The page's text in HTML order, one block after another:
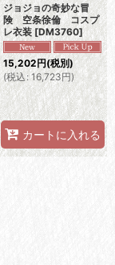
ジョジョの奇妙な冒
険 空条徐倫 コスプ
レ衣装 [DM3760]
15,202円(税別)
(税込: 16,723円)
カートに入れる